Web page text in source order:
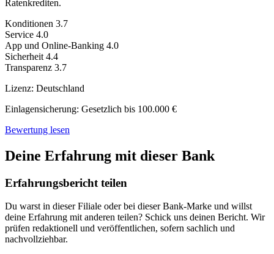
Ratenkrediten.
Konditionen 3.7
Service 4.0
App und Online-Banking 4.0
Sicherheit 4.4
Transparenz 3.7
Lizenz: Deutschland
Einlagensicherung: Gesetzlich bis 100.000 €
Bewertung lesen
Deine Erfahrung mit dieser Bank
Erfahrungsbericht teilen
Du warst in dieser Filiale oder bei dieser Bank-Marke und willst
deine Erfahrung mit anderen teilen? Schick uns deinen Bericht. Wir
prüfen redaktionell und veröffentlichen, sofern sachlich und
nachvollziehbar.